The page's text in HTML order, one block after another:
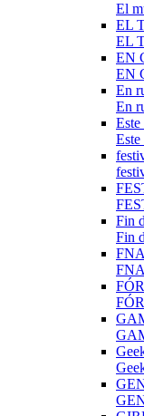
El
EL
EL
EN
EN
En
En
Este
Este
Fin
Fin